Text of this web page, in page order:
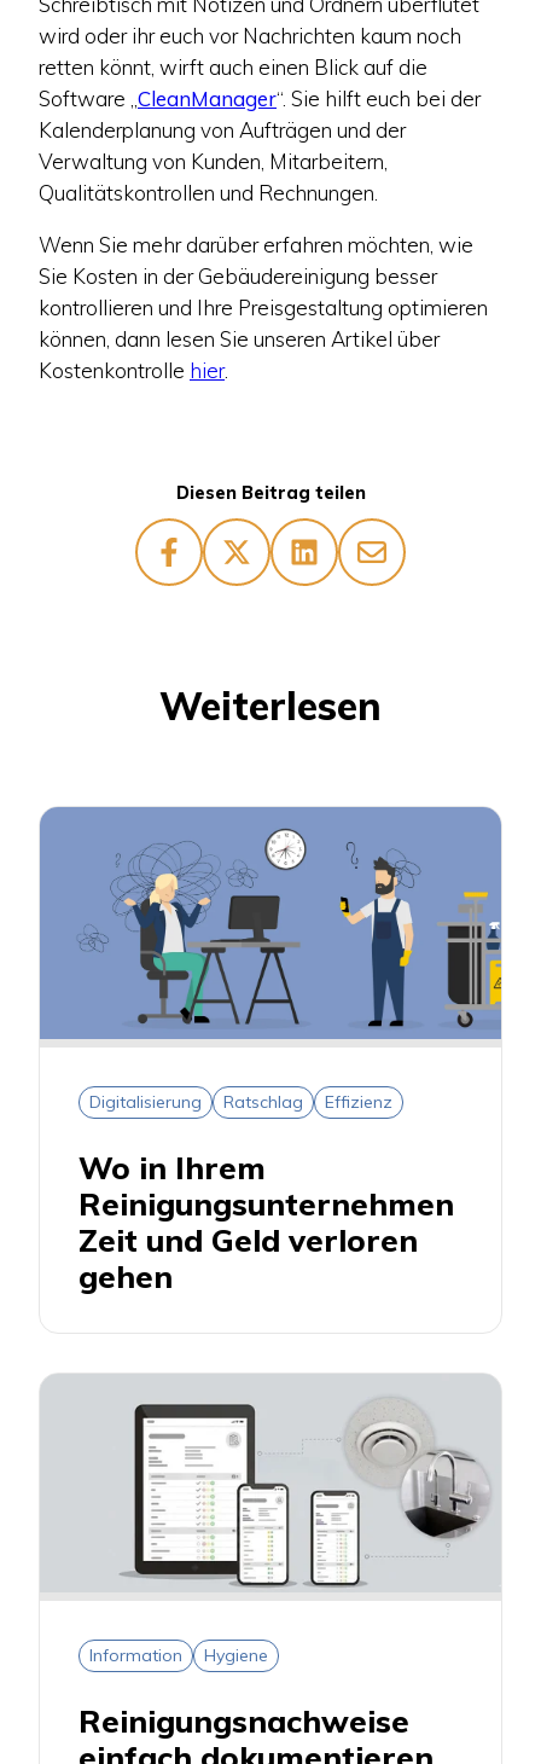
wird oder ihr euch vor Nachrichten kaum noch
retten könnt, wirft auch einen Blick auf die
Software „ CleanManager“. Sie hilft euch bei der
Kalenderplanung von Aufträgen und der
Verwaltung von Kunden, Mitarbeitern,
Qualitätskontrollen und Rechnungen.
Wenn Sie mehr darüber erfahren möchten, wie
Sie Kosten in der Gebäudereinigung besser
kontrollieren und Ihre Preisgestaltung optimieren
können, dann lesen Sie unseren Artikel über
Kostenkontrolle hier.
Diesen Beitrag teilen
Weiterlesen
Digitalisierung Ratschlag Effizienz
Wo in Ihrem
Reinigungsunternehmen
Zeit und Geld verloren
gehen
Information Hygiene
Reinigungsnachweise